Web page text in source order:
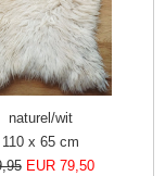
naturel/wit
110 x 65 cm
EUR 79,50